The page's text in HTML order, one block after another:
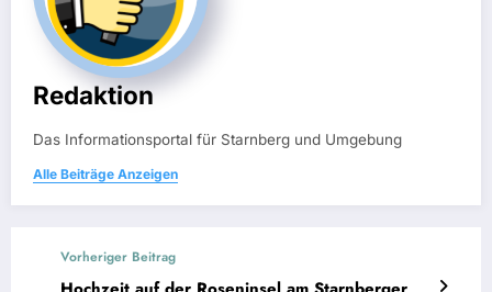
Redaktion
Das Informationsportal für Starnberg und Umgebung
Alle Beiträge Anzeigen
Vorheriger Beitrag